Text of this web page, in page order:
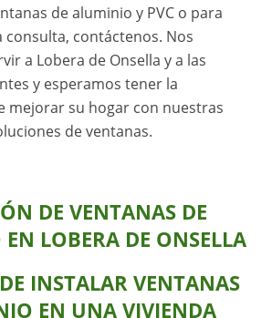
de aluminio y PVC o para
contáctenos. Nos
a Lobera de Onsella y a las
y esperamos tener la
mejorar su hogar con nuestras
de ventanas.
DE VENTANAS DE
LOBERA DE ONSELLA
INSTALAR VENTANAS
EN UNA VIVIENDA